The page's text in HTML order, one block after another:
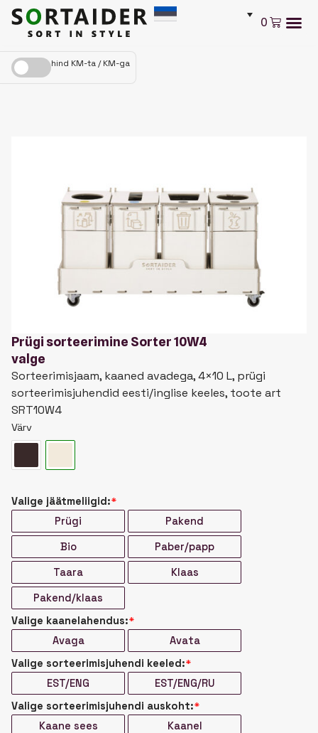
Skip
hind KM-ta / KM-ga
0 Cart
Prügi sorteerimine Sorter 10W4
valge
Sorteerimisjaam, kaaned avadega, 4×10 L, prügi
sorteerimisjuhendid eesti/inglise keeles, toote art
SRT10W4
Värv
Valige jäätmeliigid:*
Prügi
Pakend
Bio
Paber/papp
Taara
Klaas
Pakend/klaas
Valige kaanelahendus:*
Avaga
Avata
Valige sorteerimisjuhendi keeled:*
EST/ENG
EST/ENG/RU
Valige sorteerimisjuhendi auskoht:*
Kaane sees
Kaanel